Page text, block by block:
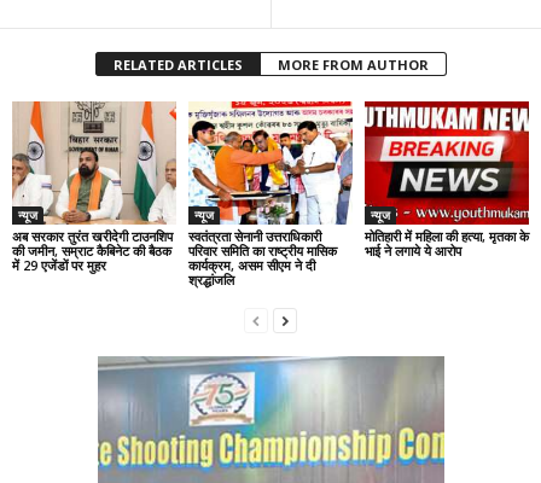
RELATED ARTICLES MORE FROM AUTHOR
न्यूज
अब सरकार तुरंत खरीदेगी टाउनशिप
की जमीन, सम्राट कैबिनेट की बैठक
में 29 एजेंडों पर मुहर
न्यूज
स्वतंत्रता सेनानी उत्तराधिकारी
परिवार समिति का राष्ट्रीय मासिक
कार्यक्रम, असम सीएम ने दी
श्रद्धांजलि
न्यूज
मोतिहारी में महिला की हत्या, मृतका के
भाई ने लगाये ये आरोप